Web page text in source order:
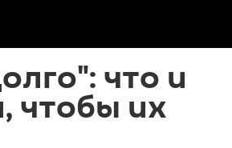
что и
чтобы их